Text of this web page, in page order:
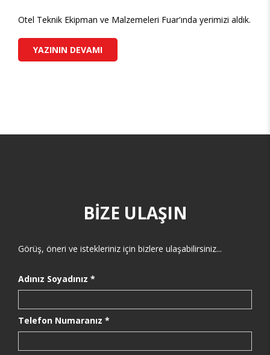
Otel Teknik Ekipman ve Malzemeleri Fuar'ında yerimizi aldık.
YAZININ DEVAMI
BİZE ULAŞIN
Görüş, öneri ve istekleriniz için bizlere ulaşabilirsiniz...
Adınız Soyadınız *
Telefon Numaranız *